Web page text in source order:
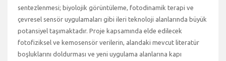
sentezlenmesi; biyolojik görüntüleme, fotodinamik terapi ve
çevresel sensör uygulamaları gibi ileri teknoloji alanlarında büyük
potansiyel taşımaktadır. Proje kapsamında elde edilecek
fotofiziksel ve kemosensör verilerin, alandaki mevcut literatür
boşluklarını doldurması ve yeni uygulama alanlarına kapı